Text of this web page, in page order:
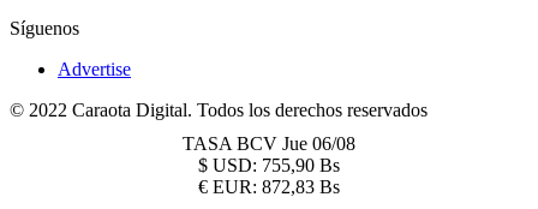
Síguenos
Advertise
© 2022 Caraota Digital. Todos los derechos reservados
TASA BCV Jue 06/08
$ USD: 755,90 Bs
€ EUR: 872,83 Bs